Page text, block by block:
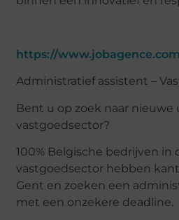
https://
Administratief assistent –
Bent u op zoek naar
vastgoedsector?
100% Belgische bedrijven in
vastgoedsector hebben
Gent en zoeken een
met een onzekere deadline.